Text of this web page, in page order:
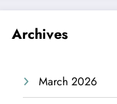
Archives
March 2026